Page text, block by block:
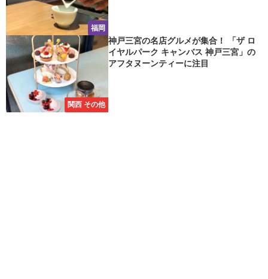
福岡
関西 その他
神戸三宮の名店グルメが集合！ 「ザ ロ
イヤルパーク キャンバス 神戸三宮」の
アフタヌーンティーに注目